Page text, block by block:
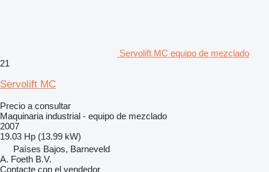
Servolift MC equipo de mezclado
21
Servolift MC
Precio a consultar
Maquinaria industrial - equipo de mezclado
2007
19.03 Hp (13.99 kW)
Países Bajos, Barneveld
A. Foeth B.V.
Contacte con el vendedor